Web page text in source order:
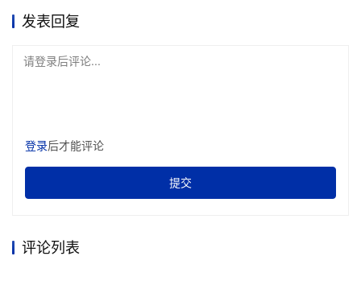
发表回复
请登录后评论...
登录后才能评论
提交
评论列表